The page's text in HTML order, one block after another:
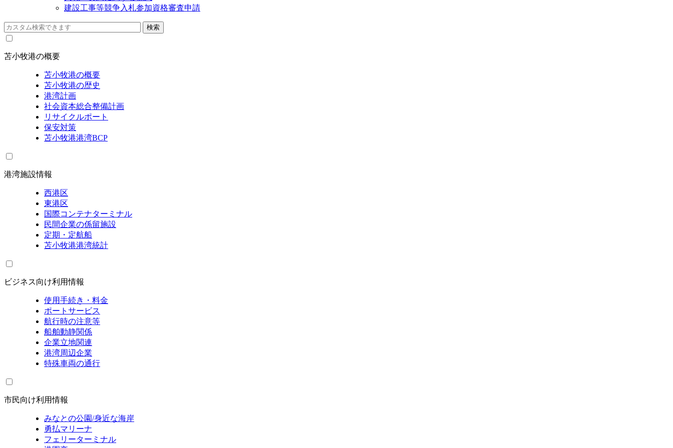
建設工事等競争入札参加資格審査申請
苫小牧港の概要
苫小牧港の概要
苫小牧港の歴史
港湾計画
社会資本総合整備計画
リサイクルポート
保安対策
苫小牧港港湾BCP
港湾施設情報
西港区
東港区
国際コンテナターミナル
民間企業の係留施設
定期・定航船
苫小牧港港湾統計
ビジネス向け利用情報
使用手続き・料金
ポートサービス
航行時の注意等
船舶動静関係
企業立地関連
港湾周辺企業
特殊車両の通行
市民向け利用情報
みなとの公園/身近な海岸
勇払マリーナ
フェリーターミナル